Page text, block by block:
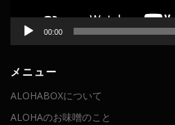
00:00
メニュー
ALOHABOXについて
ALOHAのお味噌のこと